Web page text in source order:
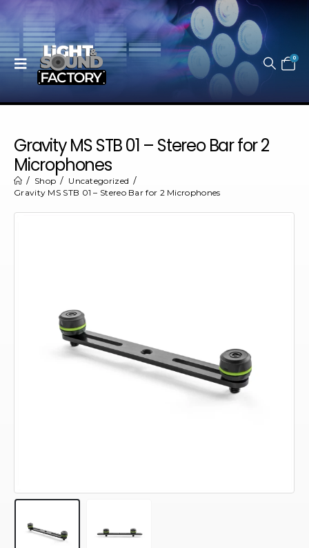
0
Gravity MS STB 01 – Stereo Bar for 2
Microphones
Shop
Uncategorized
Gravity MS STB 01 – Stereo Bar for 2 Microphones